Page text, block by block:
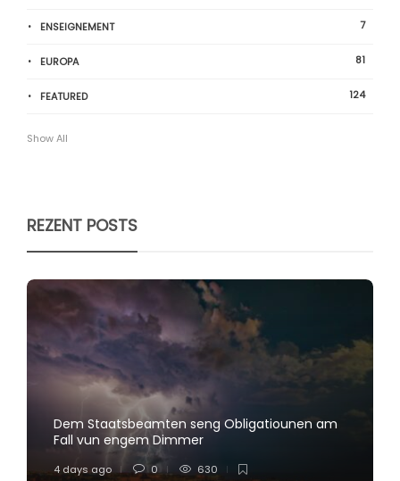
ENSEIGNEMENT 7
EUROPA 81
FEATURED 124
Show All
REZENT POSTS
Dem Staatsbeamten seng Obligatiounen am
Fall vun engem Dimmer
4 days ago 0 630